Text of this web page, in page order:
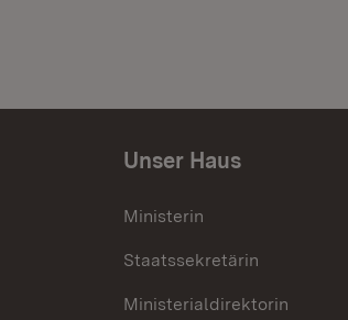
Unser Haus
Ministerin
Staatssekretärin
Ministerialdirektorin